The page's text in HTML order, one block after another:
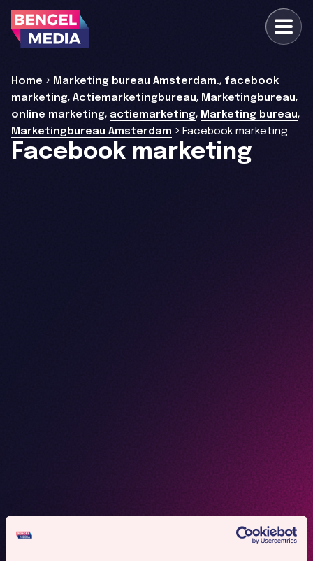
Home > Marketing bureau Amsterdam., facebook
marketing, Actiemarketingbureau, Marketingbureau,
online marketing, actiemarketing, Marketing bureau,
Marketingbureau Amsterdam > Facebook marketing
Facebook marketing